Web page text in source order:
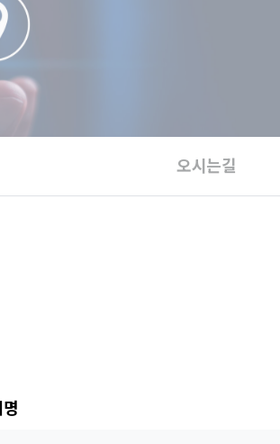
오시는길